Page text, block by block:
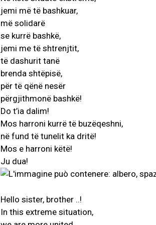
jemi më të bashkuar,
më solidarë
se kurrë bashkë,
jemi me të shtrenjtit,
të dashurit tanë
brenda shtëpisë,
për të qënë nesër
përgjithmonë bashkë!
Do t’ia dalim!
Mos harroni kurrë të buzëqeshni,
në fund të tunelit ka dritë!
Mos e harroni këtë!
Ju dua!
Hello sister, brother ..!
In this extreme situation,
SHQIPTARE NË